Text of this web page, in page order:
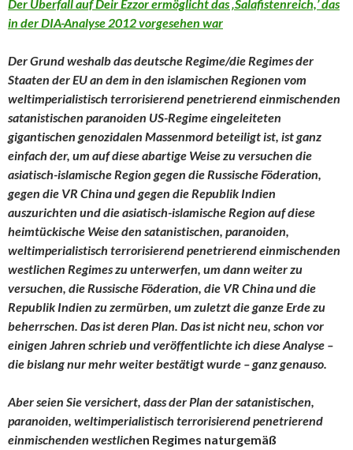
Der Überfall auf Deir Ezzor ermöglicht das ‚Salafistenreich,’ das
in der DIA-Analyse 2012 vorgesehen war
Der Grund weshalb das deutsche Regime/die Regimes der
Staaten der EU an dem in den islamischen Regionen vom
weltimperialistisch terrorisierend penetrierend einmischenden
satanistischen paranoiden US-Regime eingeleiteten
gigantischen genozidalen Massenmord beteiligt ist, ist ganz
einfach der, um auf diese abartige Weise zu versuchen die
asiatisch-islamische Region gegen die Russische Föderation,
gegen die VR China und gegen die Republik Indien
auszurichten und die asiatisch-islamische Region auf diese
heimtückische Weise den satanistischen, paranoiden,
weltimperialistisch terrorisierend penetrierend einmischenden
westlichen Regimes zu unterwerfen, um dann weiter zu
versuchen, die Russische Föderation, die VR China und die
Republik Indien zu zermürben, um zuletzt die ganze Erde zu
beherrschen. Das ist deren Plan. Das ist nicht neu, schon vor
einigen Jahren schrieb und veröffentlichte ich diese Analyse –
die bislang nur mehr weiter bestätigt wurde – ganz genauso.
Aber seien Sie versichert, dass der Plan der satanistischen,
paranoiden, weltimperialistisch terrorisierend penetrierend
einmischenden westlichen Regimes naturgemäß